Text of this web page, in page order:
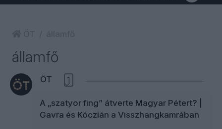
államfő
ÖT 1
A „szatyor fing” átverte Magyar Pétert? |
Gavra és Kóczián a Visszhangkamrában